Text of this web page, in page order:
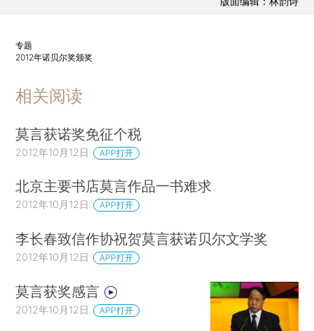
专题
2012年诺贝尔奖颁奖
相关阅读
莫言获诺奖免征个税
2012年10月12日 APP打开
北京主要书店莫言作品一书难求
2012年10月12日 APP打开
李长春致信作协祝贺莫言获诺贝尔文学奖
2012年10月12日 APP打开
莫言获奖感言
2012年10月12日 APP打开